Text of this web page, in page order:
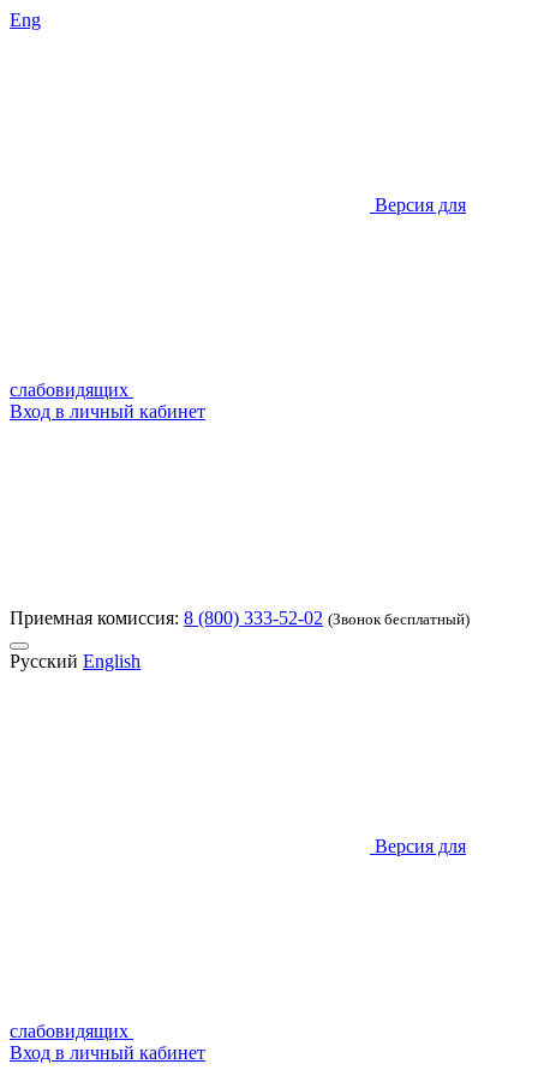
Eng
Версия для
слабовидящих
Вход в личный кабинет
Приемная комиссия: 8 (800) 333-52-02 (Звонок бесплатный)
Русский English
Версия для
слабовидящих
Вход в личный кабинет